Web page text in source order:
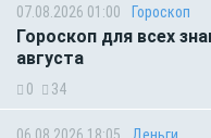
07.08.2026 01:00 Гороскоп
Гороскоп для всех
августа
0 34